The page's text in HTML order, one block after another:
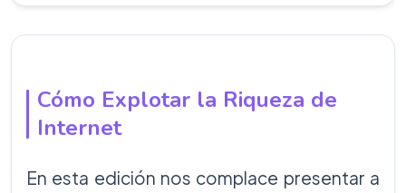
Cómo Explotar la Riqueza de
Internet
En esta edición nos complace presentar a